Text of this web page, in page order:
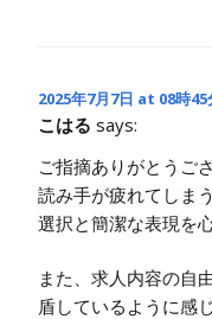
2025年7月7日 at 08時45
こはる says:
ご指摘ありがとうご
読み手が疲れてしま
選択と簡潔な表現を
また、求人内容の自
盾しているように感